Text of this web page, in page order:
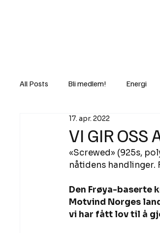
All Posts Bli medlem! Energi
Lov og rett Lovbrudd
Rettslige skritt i Klartekst
VI GIR OSS
17. apr. 2022
«Screwed» (925s,
nåtidens handlinger.
Den Frøya-baserte
Motvind Norges
vi har fått lov til å